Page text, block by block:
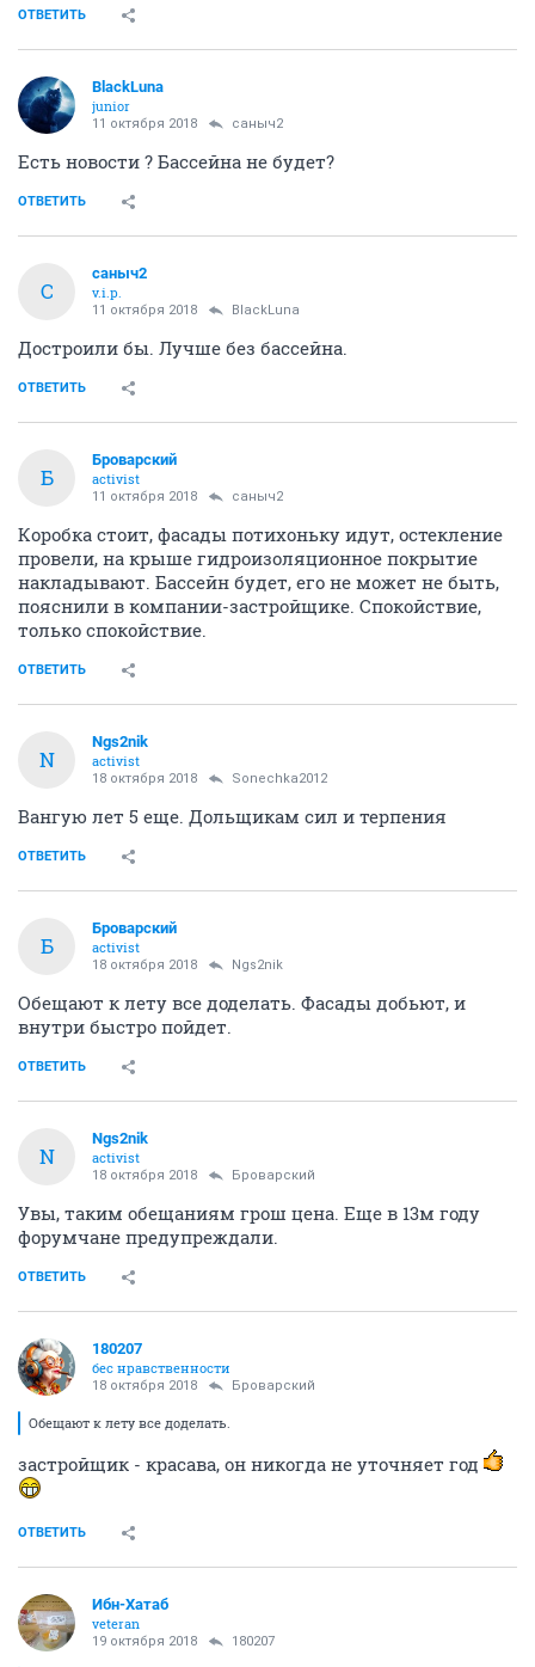
ОТВЕТИТЬ
BlackLuna
junior
11 октября 2018 саныч2
Есть новости ? Бассейна не будет?
ОТВЕТИТЬ
С
саныч2
v.i.p.
11 октября 2018 BlackLuna
Достроили бы. Лучше без бассейна.
ОТВЕТИТЬ
Б
Броварский
activist
11 октября 2018 саныч2
Коробка стоит, фасады потихоньку идут, остекление
провели, на крыше гидроизоляционное покрытие
накладывают. Бассейн будет, его не может не быть,
пояснили в компании-застройщике. Спокойствие,
только спокойствие.
ОТВЕТИТЬ
N
Ngs2nik
activist
18 октября 2018 Sonechka2012
Вангую лет 5 еще. Дольщикам сил и терпения
ОТВЕТИТЬ
Б
Броварский
activist
18 октября 2018 Ngs2nik
Обещают к лету все доделать. Фасады добьют, и
внутри быстро пойдет.
ОТВЕТИТЬ
N
Ngs2nik
activist
18 октября 2018 Броварский
Увы, таким обещаниям грош цена. Еще в 13м году
форумчане предупреждали.
ОТВЕТИТЬ
180207
бес нравственности
18 октября 2018 Броварский
Обещают к лету все доделать.
застройщик - красава, он никогда не уточняет год
ОТВЕТИТЬ
Ибн-Хатаб
veteran
19 октября 2018 180207